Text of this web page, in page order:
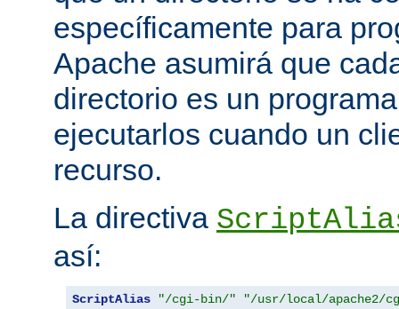
específicamente para
Apache asumirá que
directorio es un
ejecutarlos cuando un
recurso.
La directiva
así:
ScriptAlias "/cgi-bin/" "/usr/local/apache2/